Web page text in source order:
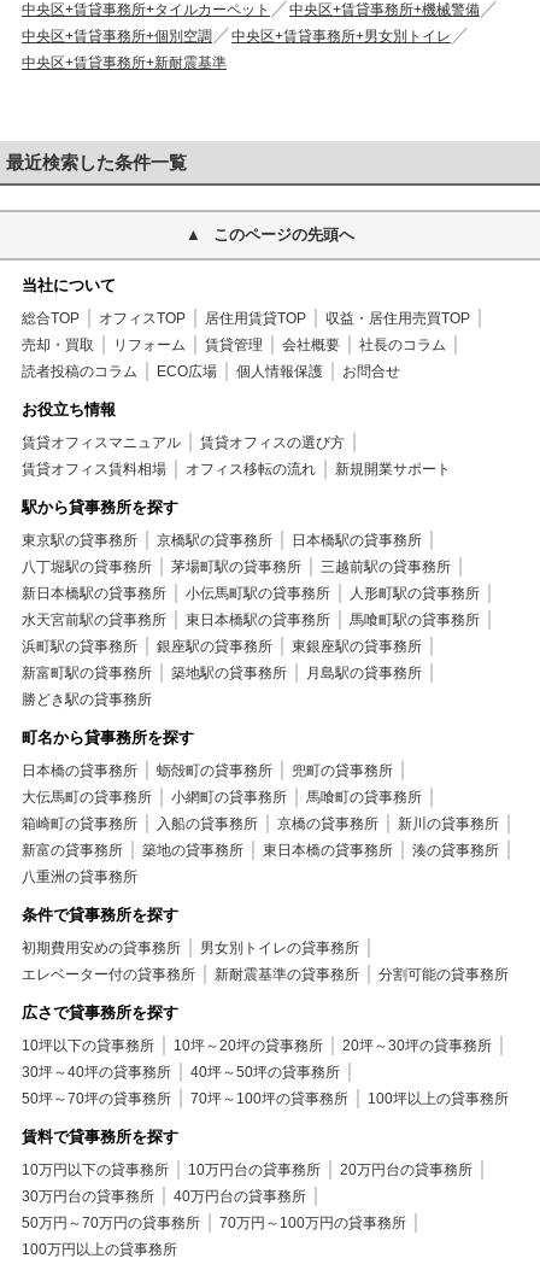
中央区+賃貸事務所+タイルカーペット
中央区+賃貸事務所+機械警備
中央区+賃貸事務所+個別空調
中央区+賃貸事務所+男女別トイレ
中央区+賃貸事務所+新耐震基準
最近検索した条件一覧
このページの先頭へ
当社について
総合TOP オフィスTOP 居住用賃貸TOP
収益・居住用売買TOP
売却・買取
リフォーム 賃貸管理 会社概要
社長のコラム
読者投稿のコラム
ECO広場 個人情報保護 お問合せ
お役立ち情報
賃貸オフィスマニュアル
賃貸オフィスの選び方
賃貸オフィス賃料相場
オフィス移転の流れ 新規開業サポート
駅から貸事務所を探す
東京駅の貸事務所 京橋駅の貸事務所
日本橋駅の貸事務所
八丁堀駅の貸事務所
茅場町駅の貸事務所
三越前駅の貸事務所
新日本橋駅の貸事務所
小伝馬町駅の貸事務所
人形町駅の貸事務所
水天宮前駅の貸事務所
東日本橋駅の貸事務所
馬喰町駅の貸事務所
浜町駅の貸事務所
銀座駅の貸事務所
東銀座駅の貸事務所
新富町駅の貸事務所
築地駅の貸事務所
月島駅の貸事務所
勝どき駅の貸事務所
町名から貸事務所を探す
日本橋の貸事務所 蛎殻町の貸事務所
兜町の貸事務所
大伝馬町の貸事務所
小網町の貸事務所
馬喰町の貸事務所
箱崎町の貸事務所
入船の貸事務所 京橋の貸事務所
新川の貸事務所
新富の貸事務所
築地の貸事務所 東日本橋の貸事務所
湊の貸事務所
八重洲の貸事務所
条件で貸事務所を探す
初期費用安めの貸事務所
男女別トイレの貸事務所
エレベーター付の貸事務所
新耐震基準の貸事務所 分割可能の貸事務所
広さで貸事務所を探す
10坪以下の貸事務所 10坪～20坪の貸事務所
20坪～30坪の貸事務所
30坪～40坪の貸事務所
40坪～50坪の貸事務所
50坪～70坪の貸事務所
70坪～100坪の貸事務所 100坪以上の貸事務所
賃料で貸事務所を探す
10万円以下の貸事務所 10万円台の貸事務所
20万円台の貸事務所
30万円台の貸事務所
40万円台の貸事務所
50万円～70万円の貸事務所
70万円～100万円の貸事務所
100万円以上の貸事務所